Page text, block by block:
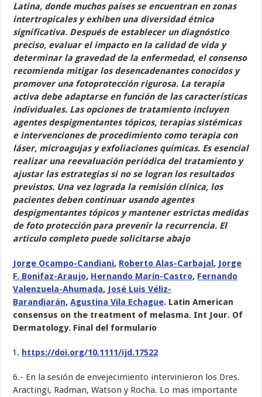
Latina, donde muchos países se encuentran en zonas
intertropicales y exhiben una diversidad étnica
significativa. Después de establecer un diagnóstico
preciso, evaluar el impacto en la calidad de vida y
determinar la gravedad de la enfermedad, el consenso
recomienda mitigar los desencadenantes conocidos y
promover una fotoprotección rigurosa. La terapia
activa debe adaptarse en función de las características
individuales. Las opciones de tratamiento incluyen
agentes despigmentantes tópicos, terapias sistémicas
e intervenciones de procedimiento como terapia con
láser, microagujas y exfoliaciones químicas. Es esencial
realizar una reevaluación periódica del tratamiento y
ajustar las estrategias si no se logran los resultados
previstos. Una vez lograda la remisión clínica, los
pacientes deben continuar usando agentes
despigmentantes tópicos y mantener estrictas medidas
de foto protección para prevenir la recurrencia. El
articulo completo puede solicitarse abajo
Jorge Ocampo-Candiani, Roberto Alas-Carbajal , Jorge
F. Bonifaz-Araujo, Hernando Marín-Castro, Fernando
Valenzuela-Ahumada, José Luis Véliz-
Barandiarán,Agustina Vila Echague. Latin American
consensus on the treatment of melasma. Int Jour. Of
Dermatology. Final del formulario
https://doi.org/10.1111/ijd.17522
6.- En la sesión de envejecimiento intervinieron los Dres.
Aractingi, Radman, Watson y Rocha. Lo mas importante